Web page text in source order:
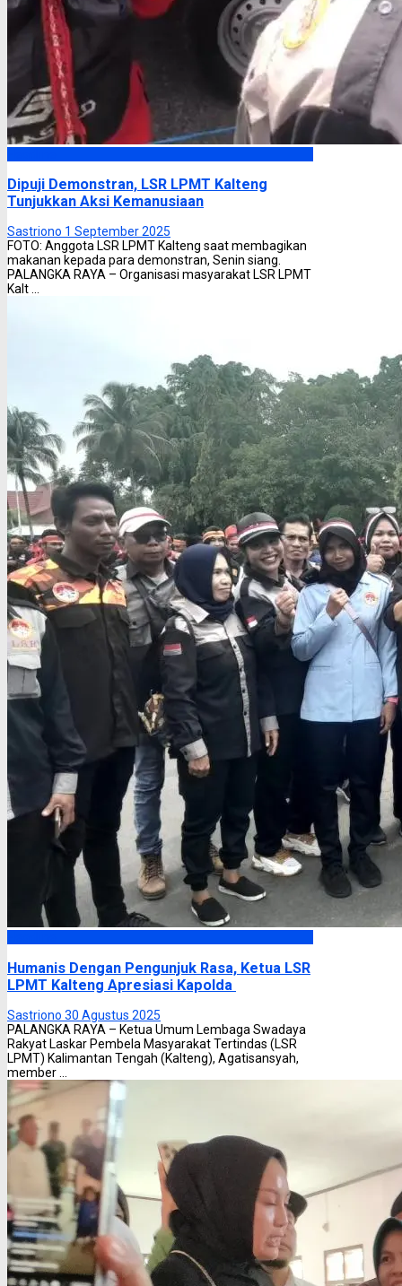
Dipuji Demonstran, LSR LPMT Kalteng
Tunjukkan Aksi Kemanusiaan
Sastriono 1 September 2025
FOTO: Anggota LSR LPMT Kalteng saat membagikan
makanan kepada para demonstran, Senin siang.
PALANGKA RAYA – Organisasi masyarakat LSR LPMT
Kalt ...
Humanis Dengan Pengunjuk Rasa, Ketua LSR
LPMT Kalteng Apresiasi Kapolda
Sastriono 30 Agustus 2025
PALANGKA RAYA – Ketua Umum Lembaga Swadaya
Rakyat Laskar Pembela Masyarakat Tertindas (LSR
LPMT) Kalimantan Tengah (Kalteng), Agatisansyah,
member ...